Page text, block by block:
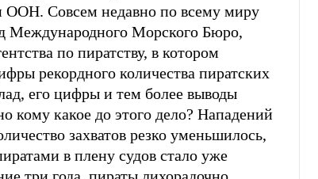
ООН. Совсем недавно по всему миру
Международного Морского Бюро,
по пиратству, в котором
рекордного количества пиратских
его цифры и тем более выводы
кому какое до этого дело? Нападений
захватов резко уменьшилось,
в плену судов стало уже